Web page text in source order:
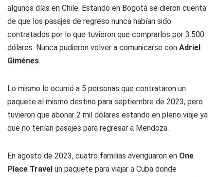
algunos días en Chile. Estando en Bogotá se dieron cuenta
de que los pasajes de regreso nunca habían sido
contratados por lo que tuvieron que comprarlos por 3.500
dólares. Nunca pudieron volver a comunicarse con Adriel
Giménes.
Lo mismo le ocurrió a 5 personas que contrataron un
paquete al mismo destino para septiembre de 2023, pero
tuvieron que abonar 2 mil dólares estando en pleno viaje ya
que no tenían pasajes para regresar a Mendoza.
En agosto de 2023, cuatro familias averiguaron en One
Place Travel un paquete para viajar a Cuba donde